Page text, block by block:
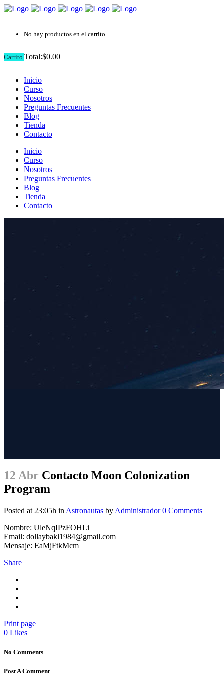
No hay productos en el carrito.
Carrito Total:$0.00
Inicio
Curso
Nosotros
Preguntas Frecuentes
Blog
Tienda
Contacto
Inicio
Curso
Nosotros
Preguntas Frecuentes
Blog
Tienda
Contacto
12 Abr Contacto Moon Colonization
Program
Posted at 23:05h in Astronautas by Administrador 0 Comments
Nombre: UleNqIPzFOHLi
Email: dollaybakl1984@gmail.com
Mensaje: EaMjFtkMcm
Share
Print page
0 Likes
No Comments
Post A Comment